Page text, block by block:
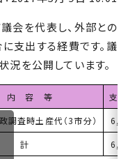
会を代表し、外部との
支出する経費です。議
を公開しています。
内 容 等
支
調査時土産代（3市分）